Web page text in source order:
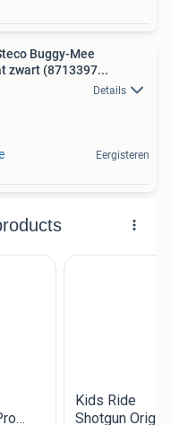
Buggy-Mee
zwart (8713397...
Details
Eergisteren